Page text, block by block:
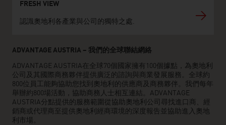
FRESH VIEW
認識奧地利各產業與公司的獨特之處.
ADVANTAGE AUSTRIA – 我們的全球聯結網絡
ADVANTAGE AUSTRIA在全球70個國家擁有100個據點，為奧地利
公司及其國際商務夥伴提供廣泛的諮詢與商業發展服務。全球約
800位員工能夠協助您找到奧地利的供應商及商務夥伴。我們每年
舉辦約800場活動，協助商務人士相互連結。ADVANTAGE
AUSTRIA分點提供的服務範圍從協助奧地利公司尋找進口商、經
銷商或代理商至提供奧地利經商環境的深度報告並協助進入奧地
利市場。